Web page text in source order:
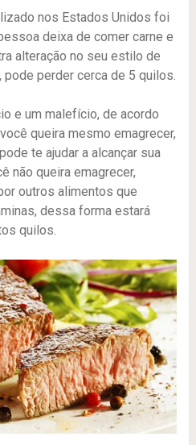
nos Estados Unidos foi
deixa de comer carne e
alteração no seu estilo de
pode perder cerca de 5 quilos.
e um malefício, de acordo
queira mesmo emagrecer,
te ajudar a alcançar sua
não queira emagrecer,
outros alimentos que
dessa forma estará
quilos.